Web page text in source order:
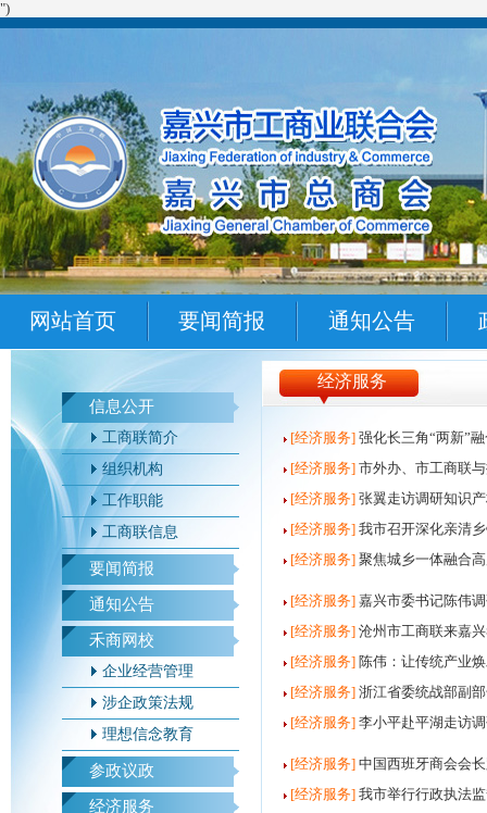
")
网站首页 要闻简报 通知公告
信息公开
工商联简介
组织机构
工作职能
工商联信息
要闻简报
通知公告
禾商网校
企业经营管理
涉企政策法规
理想信念教育
参政议政
经济服务
经济服务
[经济服务] 强化长三角“两新”
[经济服务] 市外办、市工商联
[经济服务] 张翼走访调研知识
[经济服务] 我市召开深化亲清
[经济服务] 聚焦城乡一体融合
[经济服务] 嘉兴市委书记陈伟
[经济服务] 沧州市工商联来嘉
[经济服务] 陈伟：让传统产业
[经济服务] 浙江省委统战部副
[经济服务] 李小平赴平湖走访
[经济服务] 中国西班牙商会会
[经济服务] 我市举行行政执法